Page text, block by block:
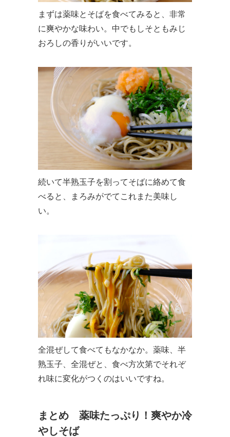
まずは薬味とそばを食べてみると、非常
に爽やかな味わい。中でもしそともみじ
おろしの香りがいいです。
続いて半熟玉子を割ってそばに絡めて食
べると、まろみがでてこれまた美味し
い。
全混ぜして食べてもなかなか。薬味、半
熟玉子、全混ぜと、食べ方次第でそれぞ
れ味に変化がつくのはいいですね。
まとめ 薬味たっぷり！爽やか冷
やしそば